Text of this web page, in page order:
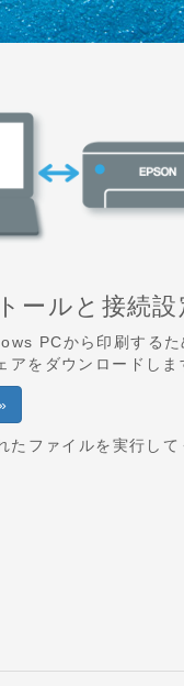
ールと接続設
PCから印刷するた
アをダウンロードしま
たファイルを実行して